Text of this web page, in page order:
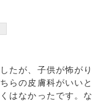
たが、子供が怖がり
らの皮膚科がいいと
はなかったです。な